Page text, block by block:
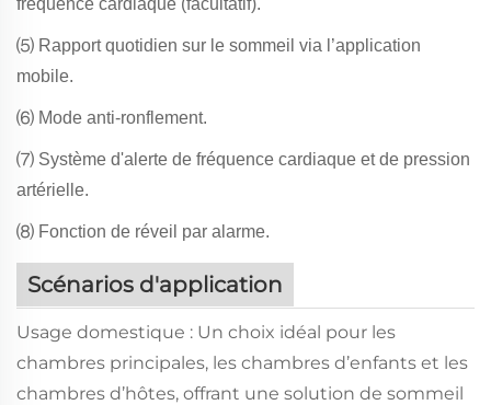
⑸ Rapport quotidien sur le sommeil via l’application
mobile.
⑹ Mode anti-ronflement.
⑺ Système d'alerte de fréquence cardiaque et de pression
artérielle.
⑻ Fonction de réveil par alarme.
Scénarios d'application
Usage domestique : Un choix idéal pour les
chambres principales, les chambres d’enfants et les
chambres d’hôtes, offrant une solution de sommeil